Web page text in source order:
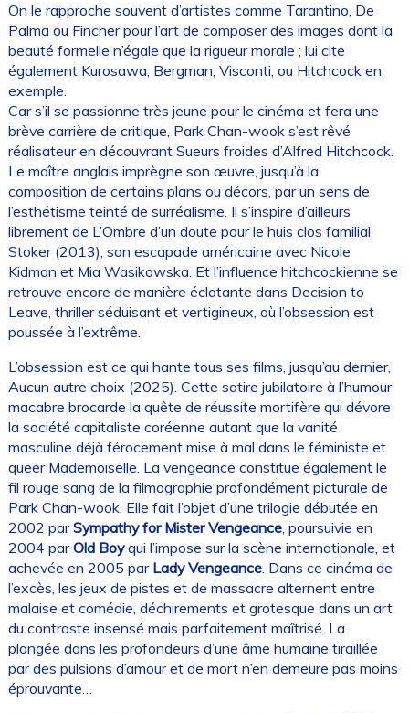
On le rapproche souvent d’artistes comme Tarantino, De
Palma ou Fincher pour l’art de composer des images dont la
beauté formelle n’égale que la rigueur morale ; lui cite
également Kurosawa, Bergman, Visconti, ou Hitchcock en
exemple.
Car s’il se passionne très jeune pour le cinéma et fera une
brève carrière de critique, Park Chan-wook s’est rêvé
réalisateur en découvrant Sueurs froides d’Alfred Hitchcock.
Le maître anglais imprègne son œuvre, jusqu’à la
composition de certains plans ou décors, par un sens de
l’esthétisme teinté de surréalisme. Il s’inspire d’ailleurs
librement de L’Ombre d’un doute pour le huis clos familial
Stoker (2013), son escapade américaine avec Nicole
Kidman et Mia Wasikowska. Et l’influence hitchcockienne se
retrouve encore de manière éclatante dans Decision to
Leave, thriller séduisant et vertigineux, où l’obsession est
poussée à l’extrême.
L’obsession est ce qui hante tous ses films, jusqu’au dernier,
Aucun autre choix (2025). Cette satire jubilatoire à l’humour
macabre brocarde la quête de réussite mortifère qui dévore
la société capitaliste coréenne autant que la vanité
masculine déjà férocement mise à mal dans le féministe et
queer Mademoiselle. La vengeance constitue également le
fil rouge sang de la filmographie profondément picturale de
Park Chan-wook. Elle fait l’objet d’une trilogie débutée en
2002 parSympathy for Mister Vengeance, poursuivie en
2004 parOld Boyqui l’impose sur la scène internationale, et
achevée en 2005 par Lady Vengeance. Dans ce cinéma de
l’excès, les jeux de pistes et de massacre alternent entre
malaise et comédie, déchirements et grotesque dans un art
du contraste insensé mais parfaitement maîtrisé. La
plongée dans les profondeurs d’une âme humaine tiraillée
par des pulsions d’amour et de mort n’en demeure pas moins
éprouvante…